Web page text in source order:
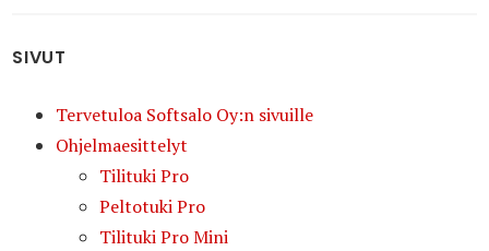
SIVUT
Tervetuloa Softsalo Oy:n sivuille
Ohjelmaesittelyt
Tilituki Pro
Peltotuki Pro
Tilituki Pro Mini